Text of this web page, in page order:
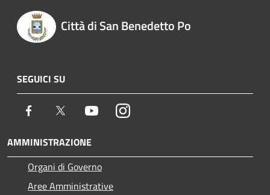
Città di San Benedetto Po
SEGUICI SU
Facebook Twitter YoutubeInstagram
AMMINISTRAZIONE
Organi di Governo
Aree Amministrative